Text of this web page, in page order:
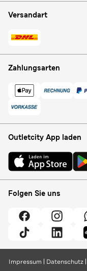
Versandart
Zahlungsarten
Outletcity App laden
Folgen Sie uns
Impressum Datenschutz